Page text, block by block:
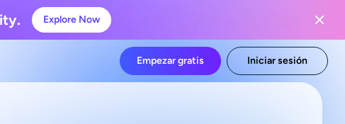
Explore Now
Empezar gratis Iniciar sesión